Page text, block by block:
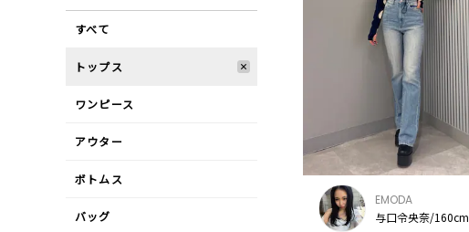
EMODA
与口令央奈/160cm
すべて
トップス
ワンピース
アウター
ボトムス
バッグ